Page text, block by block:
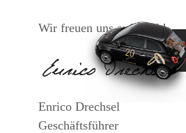
Wir freuen uns auf Euch!
Enrico Drechsel
Geschäftsführer